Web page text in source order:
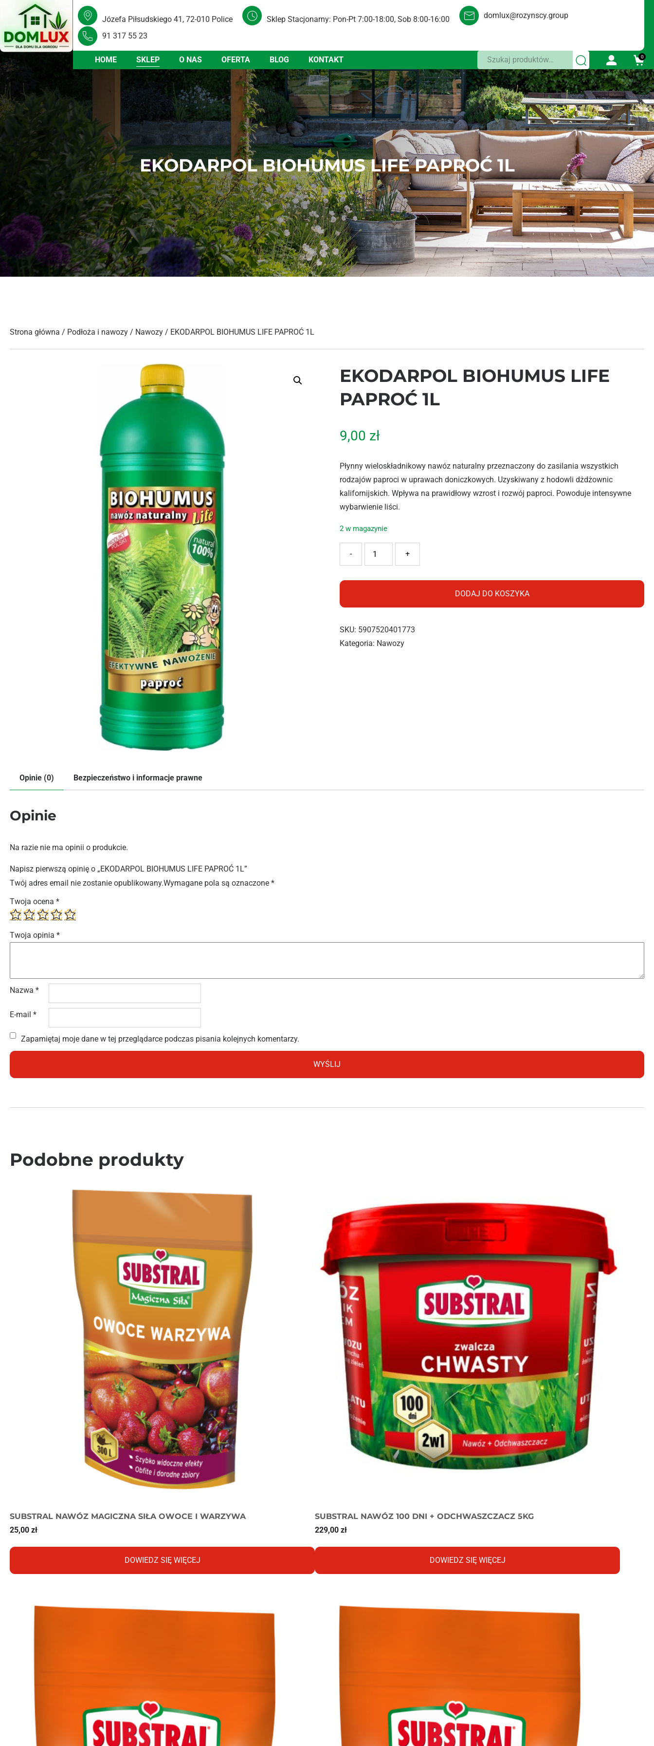
Józefa Piłsudskiego 41, 72-010 Police Sklep Stacjonarny: Pon-Pt 7:00-18:00, Sob 8:00-16:00 domlux@rozynscy.group
91 317 55 23
HOME SKLEP O NAS OFERTA BLOG KONTAKT Szukaj: 0
EKODARPOL BIOHUMUS LIFE PAPROĆ 1L
Strona główna / Podłoża i nawozy / Nawozy / EKODARPOL BIOHUMUS LIFE PAPROĆ 1L
EKODARPOL BIOHUMUS LIFE
PAPROĆ 1L
9,00 zł
Płynny wieloskładnikowy nawóz naturalny przeznaczony do zasilania wszystkich
rodzajów paproci w uprawach doniczkowych. Uzyskiwany z hodowli dżdżownic
kalifornijskich. Wpływa na prawidłowy wzrost i rozwój paproci. Powoduje intensywne
wybarwienie liści.
2 w magazynie
+
-
DODAJ DO KOSZYKA
SKU: 5907520401773
Kategoria: Nawozy
Opinie (0) Bezpieczeństwo i informacje prawne
Opinie
Na razie nie ma opinii o produkcie.
Napisz pierwszą opinię o „EKODARPOL BIOHUMUS LIFE PAPROĆ 1L”
Twój adres email nie zostanie opublikowany.Wymagane pola są oznaczone *
Twoja ocena *
Twoja opinia *
Nazwa *
E-mail *
Zapamiętaj moje dane w tej przeglądarce podczas pisania kolejnych komentarzy.
Podobne produkty
SUBSTRAL NAWÓZ MAGICZNA SIŁA OWOCE I WARZYWA
25,00 zł
DOWIEDZ SIĘ WIĘCEJ
SUBSTRAL NAWÓZ 100 DNI + ODCHWASZCZACZ 5KG
229,00 zł
DOWIEDZ SIĘ WIĘCEJ